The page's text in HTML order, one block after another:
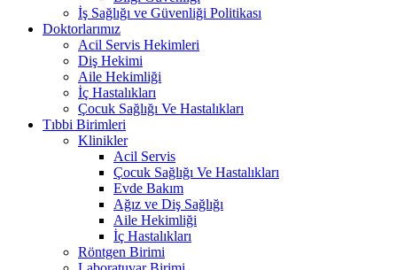
İş Sağlığı ve Güvenliği Politikası
Doktorlarımız
Acil Servis Hekimleri
Diş Hekimi
Aile Hekimliği
İç Hastalıkları
Çocuk Sağlığı Ve Hastalıkları
Tıbbi Birimleri
Klinikler
Acil Servis
Çocuk Sağlığı Ve Hastalıkları
Evde Bakım
Ağız ve Diş Sağlığı
Aile Hekimliği
İç Hastalıkları
Röntgen Birimi